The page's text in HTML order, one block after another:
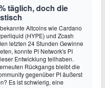
täglich, doch die
Altcoins wie Cardano
(HYPE) und Zcash
letzten 24 Stunden Gewinne
konnte Pi Network's PI
Entwicklung teilhaben.
Rückgangs bleibt die
gegenüber PI äußerst
Es ist schwierig, eine